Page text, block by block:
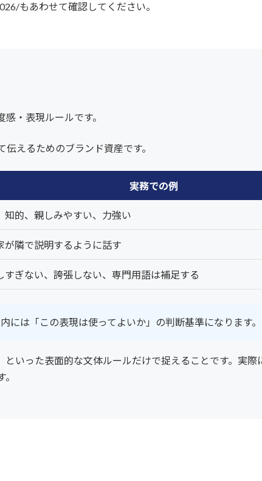
もあわせて確認してください。
・表現ルールです。
えるためのブランド資産です。
実務での例
知的、親しみやすい、力強い
が隣で説明するように話す
すぎない、誇張しない、専門用語は補足する
は「この表現は使ってよいか」の判断基準になります。
いった表面的な文体ルールだけで捉えることです。実際